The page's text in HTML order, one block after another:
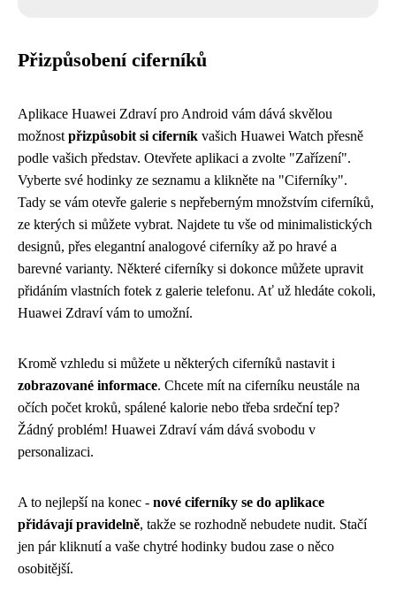
Přizpůsobení ciferníků
Aplikace Huawei Zdraví pro Android vám dává skvělou
možnost přizpůsobit si ciferník vašich Huawei Watch přesně
podle vašich představ. Otevřete aplikaci a zvolte "Zařízení".
Vyberte své hodinky ze seznamu a klikněte na "Ciferníky".
Tady se vám otevře galerie s nepřeberným množstvím ciferníků,
ze kterých si můžete vybrat. Najdete tu vše od minimalistických
designů, přes elegantní analogové ciferníky až po hravé a
barevné varianty. Některé ciferníky si dokonce můžete upravit
přidáním vlastních fotek z galerie telefonu. Ať už hledáte cokoli,
Huawei Zdraví vám to umožní.
Kromě vzhledu si můžete u některých ciferníků nastavit i
zobrazované informace. Chcete mít na ciferníku neustále na
očích počet kroků, spálené kalorie nebo třeba srdeční tep?
Žádný problém! Huawei Zdraví vám dává svobodu v
personalizaci.
A to nejlepší na konec - nové ciferníky se do aplikace
přidávají pravidelně, takže se rozhodně nebudete nudit. Stačí
jen pár kliknutí a vaše chytré hodinky budou zase o něco
osobitější.